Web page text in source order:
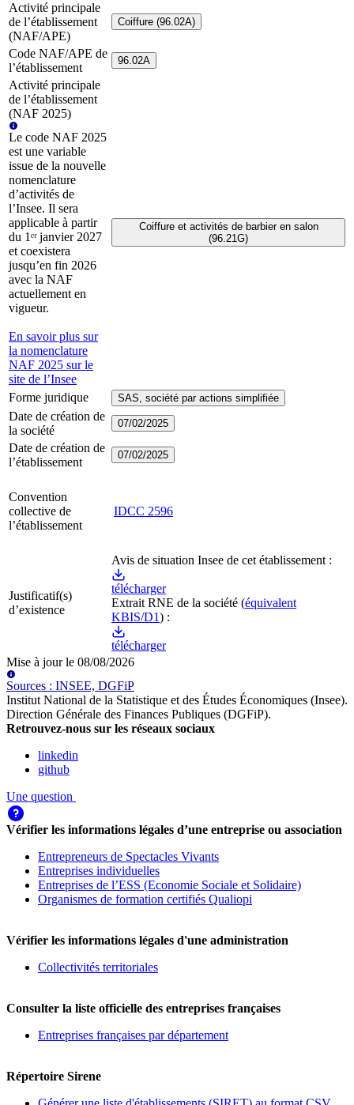
Activité principale
de l’établissement
(NAF/APE)
Coiffure (96.02A)
Code NAF/APE de
l’établissement
96.02A
Activité principale
de l’établissement
(NAF 2025)
Le code NAF 2025
est une variable
issue de la nouvelle
nomenclature
d’activités de
l’Insee. Il sera
applicable à partir
du 1ᵉʳ janvier 2027
et coexistera
jusqu’en fin 2026
avec la NAF
actuellement en
vigueur.
En savoir plus sur
la nomenclature
NAF 2025 sur le
site de l’Insee
Coiffure et activités de barbier en salon
(96.21G)
Forme juridique SAS, société par actions simplifiée
Date de création de
la société
07/02/2025
Date de création de
l’établissement
07/02/2025
Convention
collective de
l’établissement
IDCC 2596
Justificatif(s)
d’existence
Avis de situation Insee de cet établissement :
télécharger
Extrait RNE de la société (équivalent
KBIS/D1) :
télécharger
Mise à jour le 08/08/2026
Sources : INSEE, DGFiP
Institut National de la Statistique et des Études Économiques (Insee).
Direction Générale des Finances Publiques (DGFiP).
Retrouvez-nous sur les réseaux sociaux
linkedin
github
Une question
Vérifier les informations légales d’une entreprise ou association
Entrepreneurs de Spectacles Vivants
Entreprises individuelles
Entreprises de l’ESS (Economie Sociale et Solidaire)
Organismes de formation certifiés Qualiopi
Vérifier les informations légales d'une administration
Collectivités territoriales
Consulter la liste officielle des entreprises françaises
Entreprises françaises par département
Répertoire Sirene